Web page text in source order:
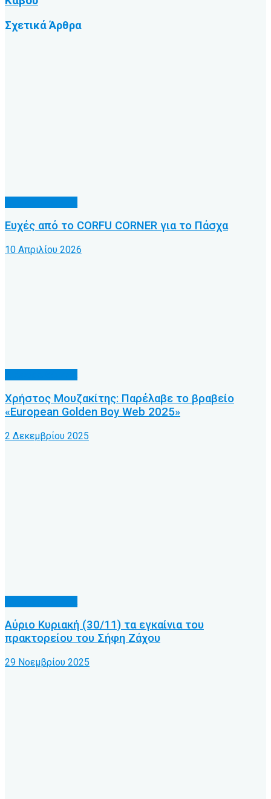
ΣχετικάΆρθρα
Ευχές από το CORFU CORNER για το Πάσχα
10 Απριλίου 2026
Χρήστος Μουζακίτης: Παρέλαβε το βραβείο
«European Golden Boy Web 2025»
2 Δεκεμβρίου 2025
Αύριο Κυριακή (30/11) τα εγκαίνια του
πρακτορείου του Σήφη Ζάχου
29 Νοεμβρίου 2025